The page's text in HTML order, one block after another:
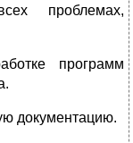
проблемах,
программ
документацию.